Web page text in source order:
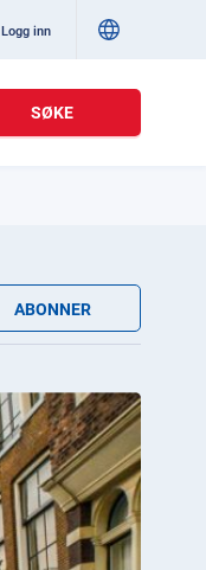
Logg inn
SØKE
ABONNER